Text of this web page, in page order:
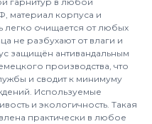
материал корпуса и
легко очищается от любых
не разбухают от влаги и
защищён антивандальным
производства, что
и сводит к минимуму
Используемые
и экологичность. Такая
практически в любое